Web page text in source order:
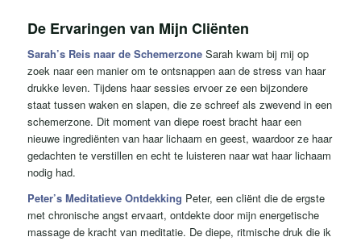
De Ervaringen van Mijn Cliënten
Sarah’s Reis naar de SchemerzoneSarah kwam bij mij op
zoek naar een manier om te ontsnappen aan de stress van haar
drukke leven. Tijdens haar sessies ervoer ze een bijzondere
staat tussen waken en slapen, die ze schreef als zwevend in een
schemerzone. Dit moment van diepe roest bracht haar een
nieuwe ingrediënten van haar lichaam en geest, waardoor ze haar
gedachten te verstillen en echt te luisteren naar wat haar lichaam
nodig had.
Peter’s Meditatieve Ontdekking Peter, een cliënt die de ergste
met chronische angst ervaart, ontdekte door mijn energetische
massage de kracht van meditatie. De diepe, ritmische druk die ik